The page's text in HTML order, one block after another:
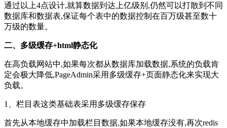
通过以上4点设计,就算数据到达上亿级别,仍然可以打散到不同
数据库和数据表,保证每个表中的数据控制在百万级甚至数十
万级的数量。
二、多级缓存+html静态化
在高负载网站中,如果每次都从数据库加载数据,系统的负载肯
定会极大降低,PageAdmin采用多级缓存+页面静态化来实现大
负载。
1、栏目表这类基础表采用多级缓存保存
首先从本地缓存中加载栏目数据,如果本地缓存没有,再次redis